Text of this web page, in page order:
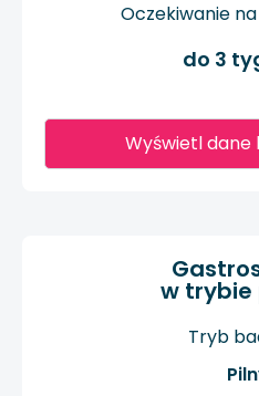
Wyświetl
Oczekiwanie
do 3
w trybie
Tryb